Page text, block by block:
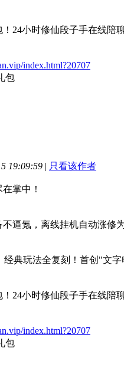
！24小时修仙段子手在线
index.html?20707
包
19:09:59 | 只看该作者
掌中！
逼氪，离线挂机自动涨
典玩法全复刻！首创"文
！24小时修仙段子手在线
index.html?20707
包